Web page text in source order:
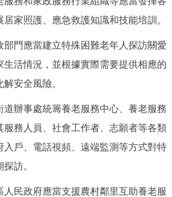
家照護、應急救護知識和技能培訓。
應當建立特殊困難老年人探訪關愛
生活情況，並根據實際需要提供相應的
安全風險。
辦事處統籌養老服務中心、養老服務
服務人員、社會工作者、志願者等各類
入戶、電話視頻、遠端監測等方式對特
訪。
政府應當支援農村鄰里互助養老服